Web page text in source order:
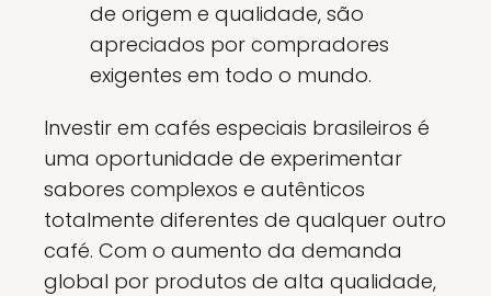
de origem e qualidade, são
apreciados por compradores
exigentes em todo o mundo.
Investir em cafés especiais brasileiros é
uma oportunidade de experimentar
sabores complexos e autênticos
totalmente diferentes de qualquer outro
café. Com o aumento da demanda
global por produtos de alta qualidade,